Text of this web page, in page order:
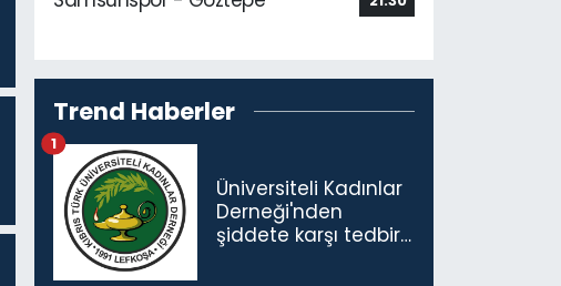
Trend Haberler
Üniversiteli Kadınlar
Derneği'nden
şiddete karşı tedbir
1